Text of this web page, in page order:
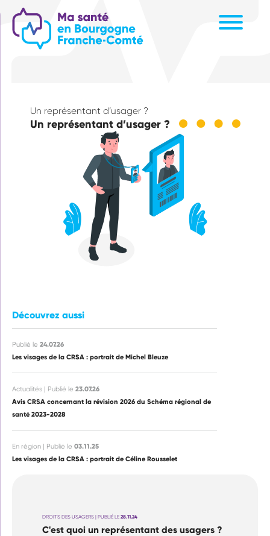
contenu
principal
Un représentant d’usager ?
Un représentant d’usager ?
DROITS DES USAGERS | PUBLIÉ LE 28.11.24
C'est quoi un représentant des usagers ?
Découvrez aussi
Publié le 24.07.26
Les visages de la CRSA : portrait de Michel Bleuze
Actualités | Publié le 23.07.26
Avis CRSA concernant la révision 2026 du Schéma régional de
santé 2023-2028
En région | Publié le 03.11.25
Les visages de la CRSA : portrait de Céline Rousselet